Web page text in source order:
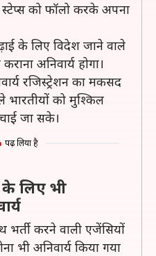
को फॉलो करके अपना
के लिए विदेश जाने वाले
अनिवार्य होगा।
रजिस्ट्रेशन का मकसद
को मुश्किल
जा सके।
पढ़ लिया है
लिए भी
भर्ती करने वाली एजेंसियों
भी अनिवार्य किया गया